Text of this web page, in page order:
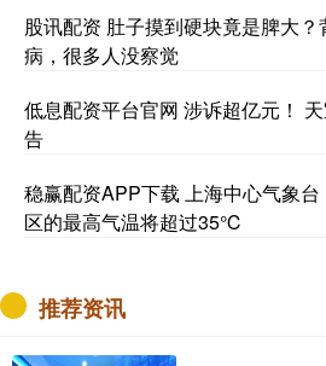
股讯配资 肚子摸到硬块竟是脾大
病，很多人没察觉
低息配资平台官网 涉诉超亿元！
告
稳赢配资APP下载 上海中心气象
区的最高气温将超过35℃
推荐资讯